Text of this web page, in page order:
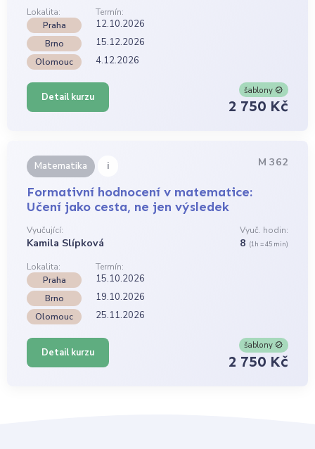
Lokalita:
Termín:
Praha
12.10.2026
Brno 15.12.2026
Olomouc 4.12.2026
Detail kurzu
šablony
2 750 Kč
Matematika i M 362
Formativní hodnocení v matematice:
Učení jako cesta, ne jen výsledek
Vyučující:
Kamila Slípková
Vyuč. hodin:
8 (1h = 45 min)
Lokalita:
Termín:
Praha
15.10.2026
Brno 19.10.2026
Olomouc 25.11.2026
Detail kurzu
šablony
2 750 Kč